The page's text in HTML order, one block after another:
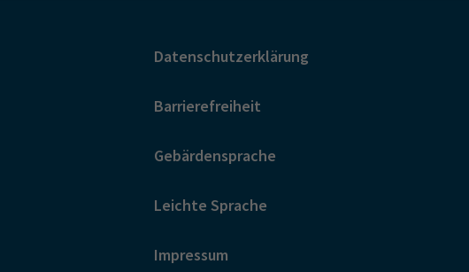
Datenschutzerklärung
Barrierefreiheit
Gebärdensprache
Leichte Sprache
Impressum